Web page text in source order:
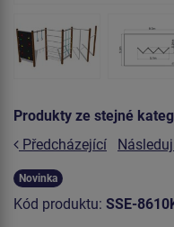
Produkty ze stejné
Předcházející
Novinka
Kód produktu: SSE-